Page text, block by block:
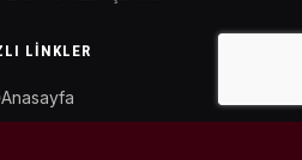
LINKLER
Anasayfa